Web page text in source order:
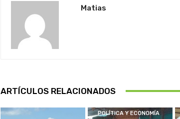
Matias
ARTÍCULOS RELACIONADOS
POLÍTICA Y ECONOMÍA